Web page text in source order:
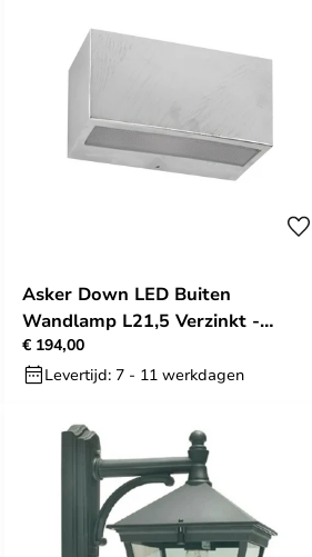
Asker Down LED Buiten
Wandlamp L21,5 Verzinkt -
Norlys
€ 194,00
Levertijd: 7 - 11 werkdagen